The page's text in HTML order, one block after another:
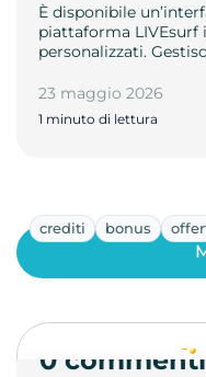
È disponibile
piattaforma LIVEsurf
personalizzati.
23 maggio 2026
1 minuto di lettura
crediti bonus
0 commenti